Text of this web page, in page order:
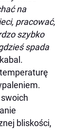
na
pracować,
szybko
spada
bliskości,